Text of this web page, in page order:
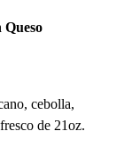
cebolla,
de 21oz.